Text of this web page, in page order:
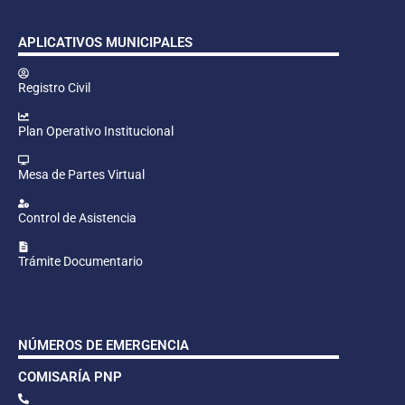
APLICATIVOS MUNICIPALES
Registro Civil
Plan Operativo Institucional
Mesa de Partes Virtual
Control de Asistencia
Trámite Documentario
NÚMEROS DE EMERGENCIA
COMISARÍA PNP